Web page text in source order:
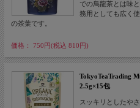
での烏龍茶とは味
務用としても広く
の茶葉です。
価格： 750円(税込 810円)
TokyoTeaTrading
2.5g×15包
スッキリとしたや